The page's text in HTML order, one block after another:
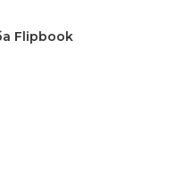
Flipbook